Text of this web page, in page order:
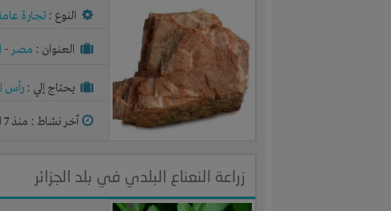
النوع : تجارة
العنوان : مصر-
يحتاج إلي : رأس
آخر نشاط : منذ 7 اشهر
زراعة النعناع البلدي في بلد الجزائر